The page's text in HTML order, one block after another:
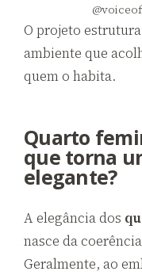
O projeto
ambiente que
quem o habita.
Quarto
que torna
elegante?
A elegância dos
nasce da
Geralmente, ao